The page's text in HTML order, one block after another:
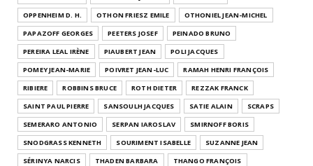
OPPENHEIM D. H.
OTHON FRIESZ EMILE
OTHONIEL JEAN-MICHEL
PAPAZOFF GEORGES
PEETERS JOSEF
PEINADO BRUNO
PEREIRA LEAL IRÈNE
PIAUBERT JEAN
POLI JACQUES
POMEY JEAN-MARIE
POIVRET JEAN-LUC
RAMAH HENRI FRANÇOIS
RIBIERE
ROBBINS BRUCE ROTH DIETER
REZZAK FRANCK
SAINT PAUL PIERRE
SANSOULH JACQUES SATIE ALAIN
SCRAPS
SEMERARO ANTONIO
SERPAN IAROSLAV
SMIRNOFF BORIS
SNODGRASS KENNETH
SOURIMENT ISABELLE
SUZANNE JEAN
SÉRINYA NARCIS
THADEN BARBARA
THANGO FRANÇOIS